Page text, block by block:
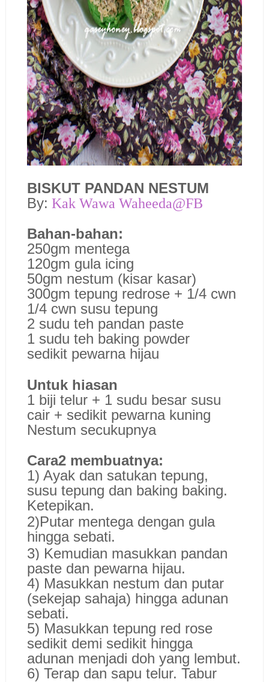
BISKUT PANDAN NESTUM
By: Kak Wawa Waheeda@FB
Bahan-bahan:
250gm mentega
120gm gula icing
50gm nestum (kisar kasar)
300gm tepung redrose + 1/4 cwn
1/4 cwn susu tepung
2 sudu teh pandan paste
1 sudu teh baking powder
sedikit pewarna hijau
Untuk hiasan
1 biji telur + 1 sudu besar susu
cair + sedikit pewarna kuning
Nestum secukupnya
Cara2 membuatnya:
1) Ayak dan satukan tepung,
susu tepung dan baking baking.
Ketepikan.
2)Putar mentega dengan gula
hingga sebati.
3) Kemudian masukkan pandan
paste dan pewarna hijau.
4) Masukkan nestum dan putar
(sekejap sahaja) hingga adunan
sebati.
5) Masukkan tepung red rose
sedikit demi sedikit hingga
adunan menjadi doh yang lembut.
6) Terap dan sapu telur. Tabur